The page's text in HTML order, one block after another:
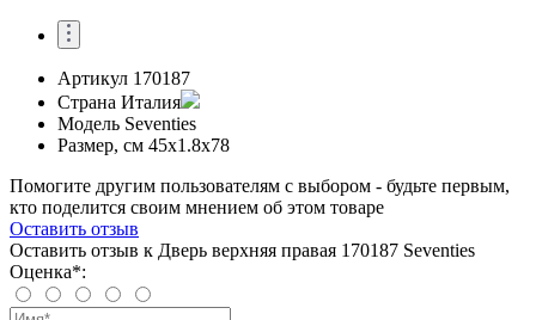
Артикул 170187
Страна Италия
Модель Seventies
Размер, см 45x1.8x78
Помогите другим пользователям с выбором - будьте первым,
кто поделится своим мнением об этом товаре
Оставить отзыв
Оставить отзыв к Дверь верхняя правая 170187 Seventies
Оценка*: